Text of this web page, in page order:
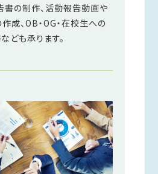
の制作、活動報告動画や
成、OB・OG・在校生への
ども承ります。